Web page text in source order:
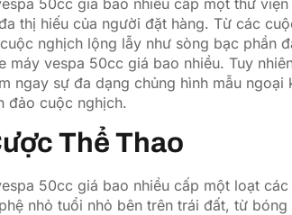
50cc giá bao nhiều cấp một thư
thị hiếu của người đặt hàng. Từ các
nghịch lộng lẫy như sòng bạc phần
máy vespa 50cc giá bao nhiều. Tuy
ngay sự đa dạng chủng hình mẫu
đảo cuộc nghịch.
Thể Thao